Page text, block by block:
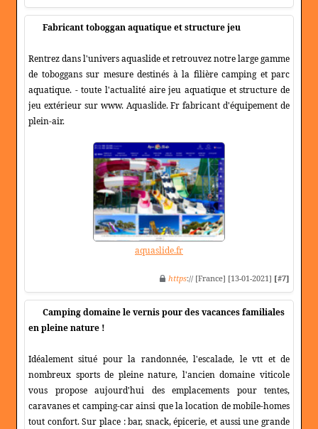
Fabricant toboggan aquatique et structure jeu
Rentrez dans l'univers aquaslide et retrouvez notre large gamme
de toboggans sur mesure destinés à la filière camping et parc
aquatique. - toute l'actualité aire jeu aquatique et structure de
jeu extérieur sur www. Aquaslide. Fr fabricant d'équipement de
plein-air.
aquaslide.fr
https:// [France] [13-01-2021] [#7]
Camping domaine le vernis pour des vacances familiales
en pleine nature !
Idéalement situé pour la randonnée, l'escalade, le vtt et de
nombreux sports de pleine nature, l'ancien domaine viticole
vous propose aujourd'hui des emplacements pour tentes,
caravanes et camping-car ainsi que la location de mobile-homes
tout confort. Sur place : bar, snack, épicerie, et aussi une grande